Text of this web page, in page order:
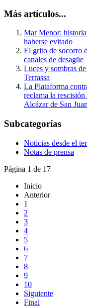
Más artículos...
Mar Menor:
haberse evitado
El grito de socorro
canales de desagüe
Luces y sombras
Terrassa
La Plataforma
reclama la
Alcázar de San Juan
Subcategorías
Noticias desde el
Notas de prensa
Página 1 de 17
Inicio
Anterior
1
2
3
4
5
6
7
8
9
10
Siguiente
Final